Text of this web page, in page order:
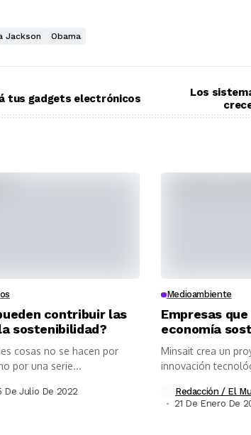
Jackson Obama
tus gadgets electrónicos
Los
contribuir las
la sostenibilidad?
cosas no se hacen por
por una serie...
De Julio De 2022
Medioambiente
Empresas
economía
Minsait crea un
innovación
Redacción / El
21 De Enero De